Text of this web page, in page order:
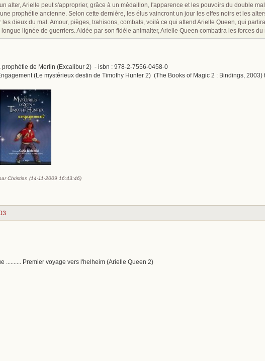
alter, Arielle peut s'approprier, grâce à un médaillon, l'apparence et les pouvoirs du double
prophétie ancienne. Selon cette dernière, les élus vaincront un jour les elfes noirs et les
les dieux du mal. Amour, pièges, trahisons, combats, voilà ce qui attend Arielle Queen, qui
lignée de guerriers. Aidée par son fidèle animalter, Arielle Queen combattra les forces
prophétie de Merlin (Excalibur 2) - isbn : 978-2-7556-0458-0
(Le mystérieux destin de Timothy Hunter 2) (The Books of Magic 2 : Bindings,
Christian (14-11-2009 16:43:46)
.......... Premier voyage vers l'helheim (Arielle Queen 2)